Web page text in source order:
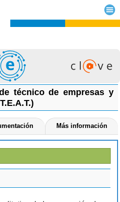
técnico de empresas y
Más información